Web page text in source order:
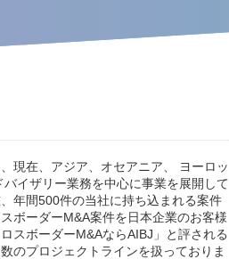
現在、アジア、オセアニア、 ヨーロッ
イザリー業務を中心に事業を展開して
年間500件の当社に持ち込まれる案件
ボーダーM&A案件を日本企業のお客様
スボーダーM&AならAIBJ」と評される
のプロジェクトラインを扱っておりま